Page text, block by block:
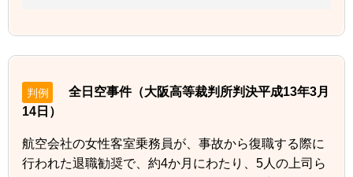
判例
全日空事件（大阪高等裁判所判決平成13年3月
14日）
航空会社の女性客室乗務員が、事故から復職する際に
行われた退職勧奨で、約4か月にわたり、5人の上司ら